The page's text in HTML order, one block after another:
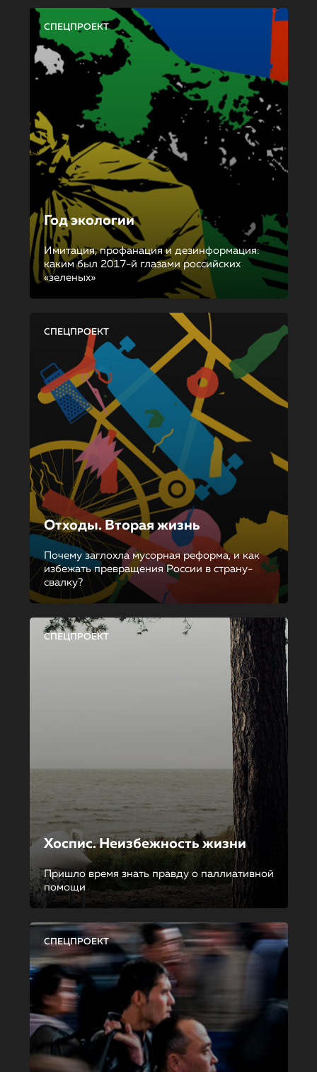
СПЕЦПРОЕКТ
Год экологии
Имитация, профанация и дезинформация:
каким был 2017-й глазами российских
«зеленых»
СПЕЦПРОЕКТ
Отходы. Вторая жизнь
Почему заглохла мусорная реформа, и как
избежать превращения России в страну-
свалку?
СПЕЦПРОЕКТ
Хоспис. Неизбежность жизни
Пришло время знать правду о паллиативной
помощи
СПЕЦПРОЕКТ